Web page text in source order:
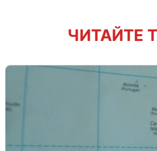
ЧИТАЙТЕ